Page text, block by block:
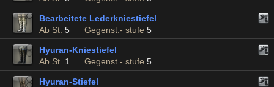
Bearbeitete Lederkniestiefel
Ab St. 5 Gegenst.- stufe 5
Hyuran-Kniestiefel
Ab St. 1 Gegenst.- stufe 5
Hyuran-Stiefel